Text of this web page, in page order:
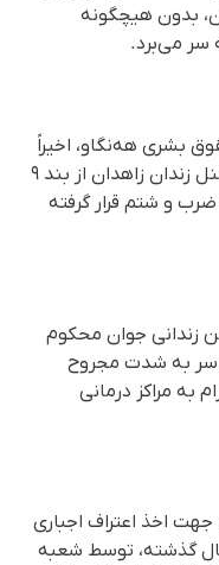
بدون هیچگونه
می‌برد.
بشری هه‌نگاو، اخیراً
شعیب میربلوچ‌ زهی ریگی، توسط پرسنل زندان زاهدان از بند ۹
و شتم قرار گرفته
زندانی جوان محکوم
سر به شدت مجروح
به مراکز درمانی
جهت اخذ اعتراف اجباری
گذشته، توسط شعبه